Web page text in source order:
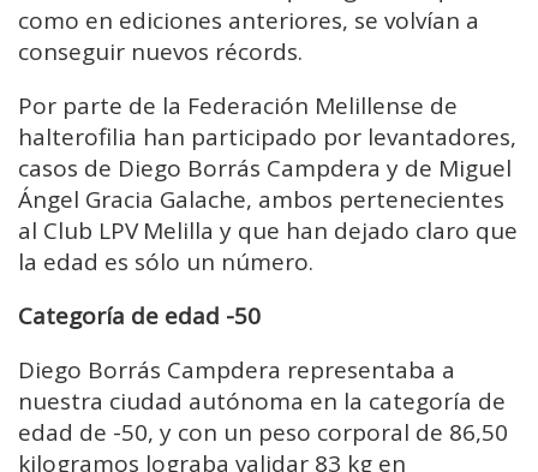
como en ediciones anteriores, se volvían a
conseguir nuevos récords.
Por parte de la Federación Melillense de
halterofilia han participado por levantadores,
casos de Diego Borrás Campdera y de Miguel
Ángel Gracia Galache, ambos pertenecientes
al Club LPV Melilla y que han dejado claro que
la edad es sólo un número.
Categoría de edad -50
Diego Borrás Campdera representaba a
nuestra ciudad autónoma en la categoría de
edad de -50, y con un peso corporal de 86,50
kilogramos lograba validar 83 kg en